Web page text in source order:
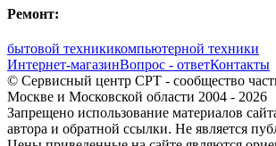
Ремонт:
бытовой техникикомпьютерной техники
Интернет-магазинВопрос - ответКонтакты
© Сервисный центр СРТ - сообщество
Москве и Московской области 2004 - 2026
Запрещено использование материалов
автора и обратной ссылки. Не является